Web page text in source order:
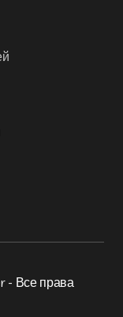
- Все права